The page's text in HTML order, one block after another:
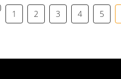
1 2 3 4 5